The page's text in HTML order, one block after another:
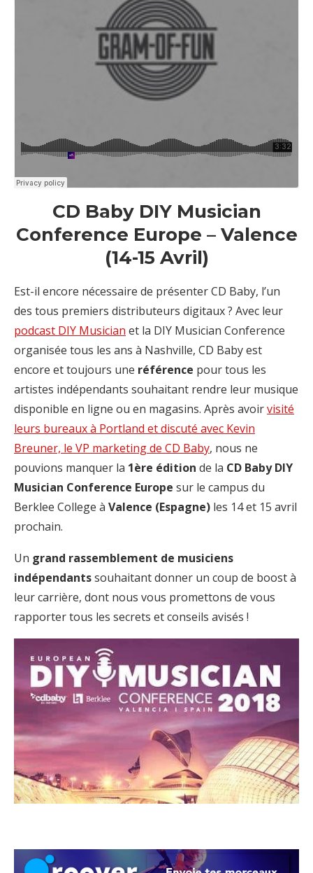
CD Baby DIY Musician
Conference Europe – Valence
(14-15 Avril)
Est-il encore nécessaire de présenter CD Baby, l’un
des tous premiers distributeurs digitaux ? Avec leur
podcast DIY Musician et la DIY Musician Conference
organisée tous les ans à Nashville, CD Baby est
encore et toujours une référence pour tous les
artistes indépendants souhaitant rendre leur musique
disponible en ligne ou en magasins. Après avoirvisité
leurs bureaux à Portland et discuté avec Kevin
Breuner, le VP marketing de CD Baby, nous ne
pouvions manquer la 1ère édition de la CD Baby DIY
Musician Conference Europe sur le campus du
Berklee College à Valence (Espagne) les 14 et 15 avril
prochain.
Un grand rassemblement de musiciens
indépendantssouhaitant donner un coup de boost à
leur carrière, dont nous vous promettons de vous
rapporter tous les secrets et conseils avisés !